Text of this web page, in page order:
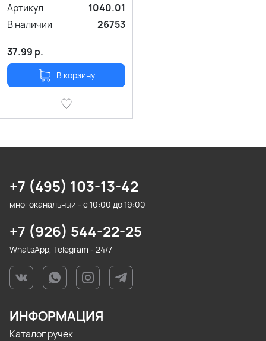
Артикул
1040.01
В наличии
26753
37.99 р.
В корзину
+7 (495) 103-13-42
многоканальный - с 10:00 до 19:00
+7 (926) 544-22-25
WhatsApp, Telegram - 24/7
ИНФОРМАЦИЯ
Каталог ручек